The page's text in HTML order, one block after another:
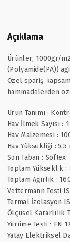
Açıklama
Ürünler; 1000gr/
(Polyamide(PA))
Özel spariş
hammadelerden
Ürün Tanımı :
Hav İlmek Sayısı :
Hav Malzemesi :
Hav Yüksekliği : 5,5
Son Taban : Softex
Toplam Yükseklik :
Toplam Ağırlık :
Vettermann Testi
Termal İzolasyon
Ölçüsel Kararlılık
Yürüme Testi : EN
Yatay Elektriksel